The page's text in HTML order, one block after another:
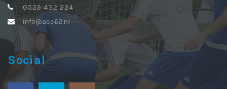
0529 432 224
info@asc62.nl
Social